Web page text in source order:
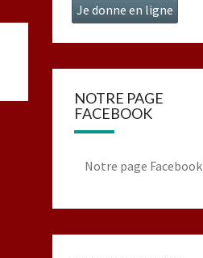
Je donne en ligne
NOTRE PAGE
FACEBOOK
Notre page Facebook